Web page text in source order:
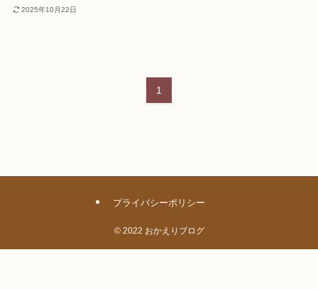
2025年10月22日
1
プライバシーポリシー
©2022 おかえりブログ